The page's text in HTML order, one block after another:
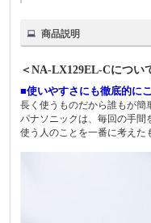
商品説明
＜NA-LX129EL-Cについ
■使いやすさにも徹底的に
長く使うものだから誰もが簡
パナソニックは、毎回の手間
使う人のことを一番に考えた